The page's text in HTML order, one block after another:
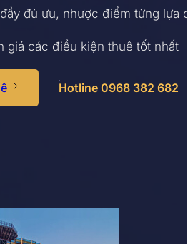
đủ ưu, nhược điểm từng lựa
giá các điều kiện thuê tốt nhất
Hotline 0968 382 682